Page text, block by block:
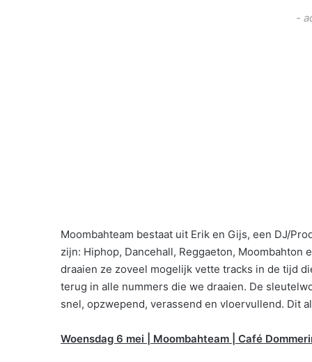
-
Moombahteam bestaat uit Erik en Gijs, een DJ/
zijn: Hiphop, Dancehall, Reggaeton,
draaien ze zoveel mogelijk vette tracks in de tijd
terug in alle nummers die we draaien. De
snel, opzwepend, verassend en vloervullend. Dit
Woensdag 6 mei | Moombahteam | Café